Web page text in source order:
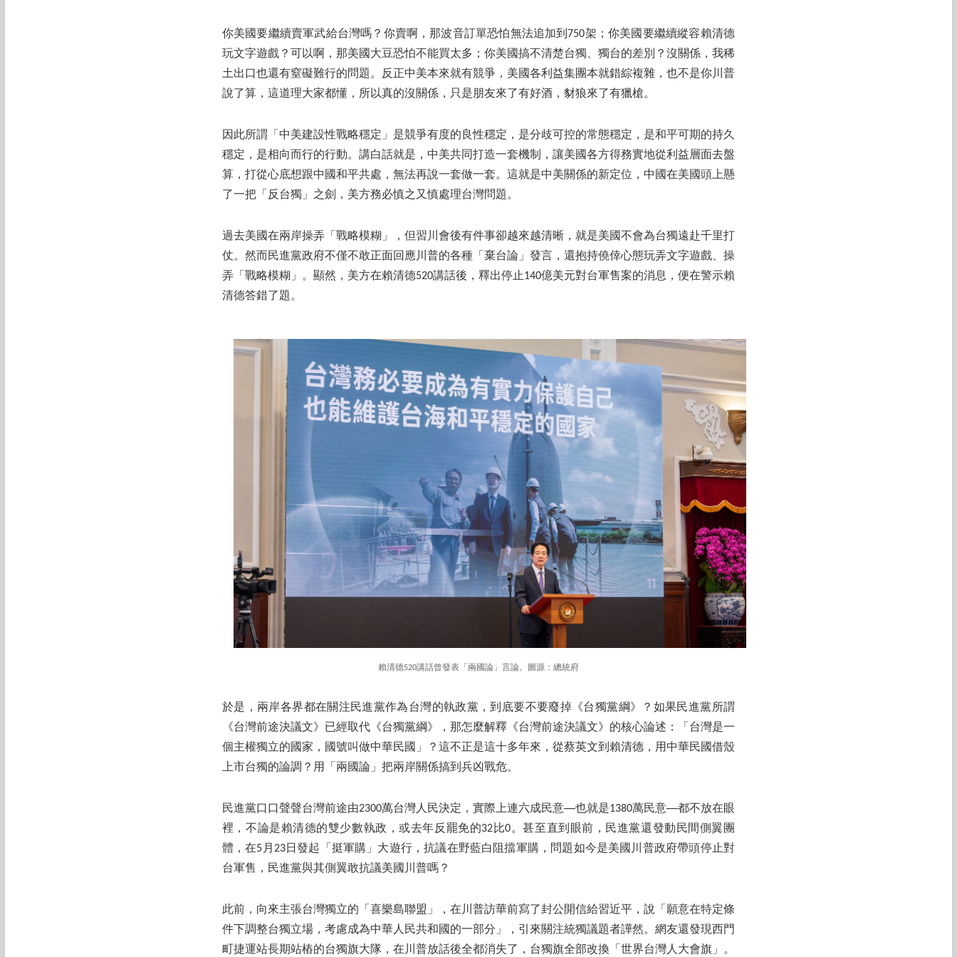
你美國要繼續賣軍武給台灣嗎？你賣啊，那波音訂單恐怕無法追加到750架；你美國要繼續縱容賴清德
玩文字遊戲？可以啊，那美國大豆恐怕不能買太多；你美國搞不清楚台獨、獨台的差別？沒關係，我稀
土出口也還有窒礙難行的問題。反正中美本來就有競爭，美國各利益集團本就錯綜複雜，也不是你川普
說了算，這道理大家都懂，所以真的沒關係，只是朋友來了有好酒，豺狼來了有獵槍。
因此所謂「中美建設性戰略穩定」是競爭有度的良性穩定，是分歧可控的常態穩定，是和平可期的持久
穩定，是相向而行的行動。講白話就是，中美共同打造一套機制，讓美國各方得務實地從利益層面去盤
算，打從心底想跟中國和平共處，無法再說一套做一套。這就是中美關係的新定位，中國在美國頭上懸
了一把「反台獨」之劍，美方務必慎之又慎處理台灣問題。
過去美國在兩岸操弄「戰略模糊」，但習川會後有件事卻越來越清晰，就是美國不會為台獨遠赴千里打
仗。然而民進黨政府不僅不敢正面回應川普的各種「棄台論」發言，還抱持僥倖心態玩弄文字遊戲、操
弄「戰略模糊」。顯然，美方在賴清德520講話後，釋出停止140億美元對台軍售案的消息，便在警示賴
清德答錯了題。
賴清德520講話曾發表「兩國論」言論。圖源：總統府
於是，兩岸各界都在關注民進黨作為台灣的執政黨，到底要不要廢掉《台獨黨綱》？如果民進黨所謂
《台灣前途決議文》已經取代《台獨黨綱》，那怎麼解釋《台灣前途決議文》的核心論述：「台灣是一
個主權獨立的國家，國號叫做中華民國」？這不正是這十多年來，從蔡英文到賴清德，用中華民國借殼
上市台獨的論調？用「兩國論」把兩岸關係搞到兵凶戰危。
民進黨口口聲聲台灣前途由2300萬台灣人民決定，實際上連六成民意──也就是1380萬民意──都不放在眼
裡，不論是賴清德的雙少數執政，或去年反罷免的32比0。甚至直到眼前，民進黨還發動民間側翼團
體，在5月23日發起「挺軍購」大遊行，抗議在野藍白阻擋軍購，問題如今是美國川普政府帶頭停止對
台軍售，民進黨與其側翼敢抗議美國川普嗎？
此前，向來主張台灣獨立的「喜樂島聯盟」，在川普訪華前寫了封公開信給習近平，說「願意在特定條
件下調整台獨立場，考慮成為中華人民共和國的一部分」，引來關注統獨議題者譁然。網友還發現西門
町捷運站長期站樁的台獨旗大隊，在川普放話後全都消失了，台獨旗全部改換「世界台灣人大會旗」。